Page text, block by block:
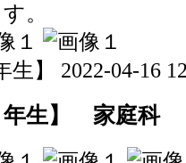
。
生】 2022-04-16
年生】 家庭科